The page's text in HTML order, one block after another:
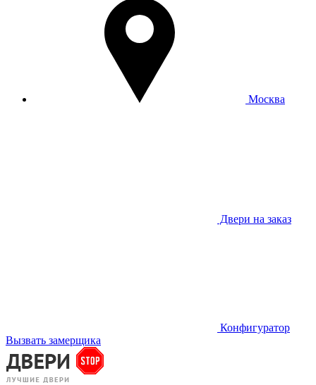
Москва
Двери на заказ
Конфигуратор
Вызвать замерщика